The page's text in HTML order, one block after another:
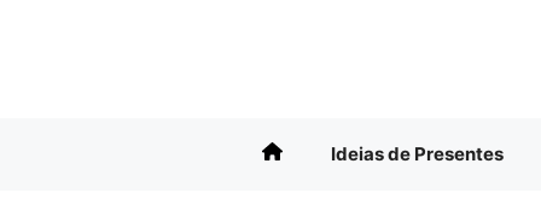
Ideias de Presentes